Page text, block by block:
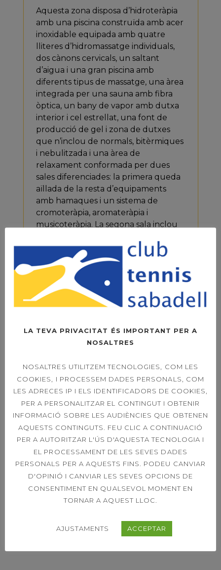
Aquesta zona disposa d’hidroteràpia
amb una piscina construïda amb acer
inoxidable equipada amb quatre
lliteres d’hidromassatge individuals,
dos cànons cervicals, un saltant
d’aigua i una gran piscina amb
diferents tipus de massatge, una àrea
integrada per una sauna amb fibra
òptica, un bany de vapor amb dutxa
interior i cel estrellat, una font de
producció de gel i zona de dutxes
que n’inclou de normals, bitèrmiques
i nebulitzada i una àrea de
relaxament conformada per dues
sales diferenciades: la primera queda
aïllada de la resta d’equipaments
amb hamaques i un sistema de
cromoteràpia, aromateràpia i
musicoteràpia. La segona sala inclou
relaxament i la lectura.
Tots aquests espais disposen d’un
sistema de deshumidificació i
purificació de l’aire i estan equipats
amb aigua tractada i descalcificada
Club) amb l’objectiu d’oferir uns
serveis de qualitat fins el darrer
LA TEVA PRIVACITAT ÉS IMPORTANT PER A
NOSALTRES
NOSALTRES UTILITZEM TECNOLOGIES, COM LES
COOKIES, I PROCESSEM DADES PERSONALS, COM
LES ADRECES IP I ELS IDENTIFICADORS DE COOKIES,
PER A PERSONALITZAR EL CONTINGUT I OBTENIR
INFORMACIÓ SOBRE LES AUDIÈNCIES QUE OBTENEN
AQUESTS CONTINGUTS. FEU CLIC A CONTINUACIÓ
PER A AUTORITZAR L'ÚS D'AQUESTA TECNOLOGIA I
EL PROCESSAMENT DE LES SEVES DADES
PERSONALS PER A AQUESTS FINS. PODEU CANVIAR
D'OPINIÓ I CANVIAR LES SEVES OPCIONS DE
CONSENTIMENT EN QUALSEVOL MOMENT EN
TORNAR A AQUEST LLOC.
AJUSTAMENTS ACCEPTAR